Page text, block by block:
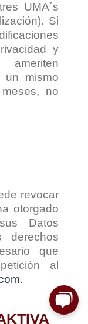
UMA´s
Si
y
ameriten
un mismo
no
revocar
otorgado
Datos
derechos
que
al